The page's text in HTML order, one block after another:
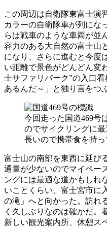
この周辺は自衛隊東富士演
カラーの自衛隊車が列にな
らは戦車のような車両が並
容力のある大自然の富士山
になり、さらに進むと今度
い距離で景色がどんどん変
士サファリパーク”の入口
あるんだ～」と独り言をつ
今回走った国道469号
のでサイクリングに
長いので携帯食を持
富士山の南部を東西に延び
通量が少ないのでマイペー
ングには最適な道かもしれ
いことくらい。富士宮市に
の滝」へと向かった。訪れ
く久しぶりなのは確かだ。
新しい観光案内所、休憩ス